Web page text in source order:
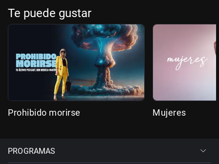
Te puede gustar
Prohibido morirse Mujeres
PROGRAMAS